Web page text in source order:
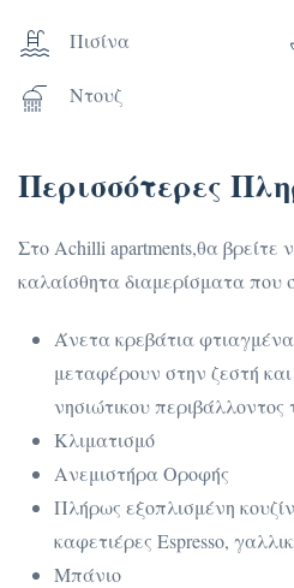
Πισίνα
Ντουζ
Περισσότερες
Στο Achilli apartments,θα βρείτε
καλαίσθητα διαμερίσματα που
Άνετα κρεβάτια
μεταφέρουν στην ζεστή
νησιώτικου περιβάλλοντος
Κλιματισμό
Ανεμιστήρα Οροφής
Πλήρως εξοπλισμένη
καφετιέρες Espresso,
Μπάνιο